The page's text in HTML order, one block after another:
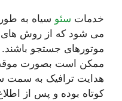
خدمات سئو سیاه به
می شود که از روش های
موتورهای جستجو
ممکن است بصورت موقت
هدایت ترافیک به سمت
کوتاه بوده و پس از